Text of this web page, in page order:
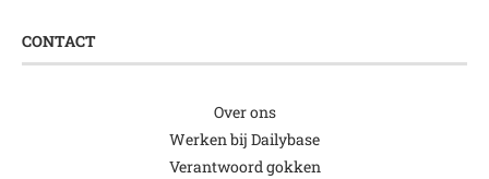
CONTACT
Over ons
Werken bij Dailybase
Verantwoord gokken